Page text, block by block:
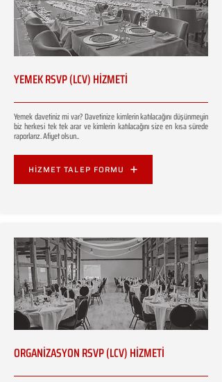
YEMEK RSVP (LCV) HİZMETİ
Yemek davetiniz mi var? Davetinize kimlerin katılacağını düşünmeyin
biz herkesi tek tek arar ve kimlerin katılacağını size en kısa sürede
raporlarız. Afiyet olsun..
HİZMET TALEP FORMU
ORGANİZASYON RSVP (LCV) HİZMETİ